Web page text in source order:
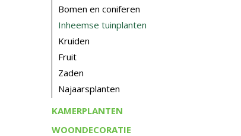
Bomen en coniferen
Inheemse tuinplanten
Kruiden
Fruit
Zaden
Najaarsplanten
KAMERPLANTEN
WOONDECORATIE